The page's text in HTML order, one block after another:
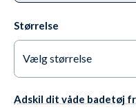
Størrelse
Vælg størrelse
Adskil dit våde badetøj